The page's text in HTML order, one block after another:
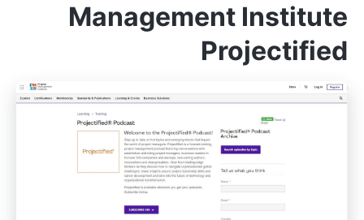
Management Institute
Projectified